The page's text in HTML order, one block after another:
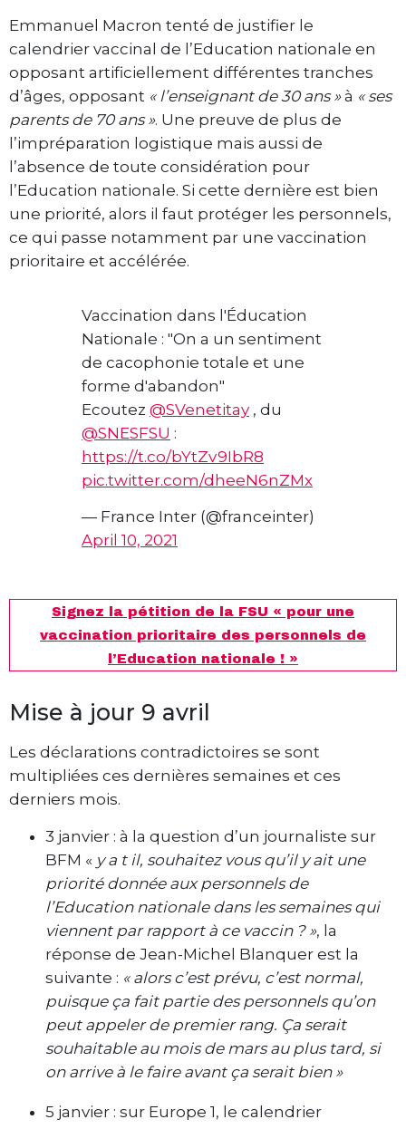
Emmanuel Macron tenté de justifier le
calendrier vaccinal de l’Education nationale en
opposant artificiellement différentes tranches
d’âges, opposant « l’enseignant de 30 ans »à « ses
parents de 70 ans ». Une preuve de plus de
l’impréparation logistique mais aussi de
l’absence de toute considération pour
l’Education nationale. Si cette dernière est bien
une priorité, alors il faut protéger les personnels,
ce qui passe notamment par une vaccination
prioritaire et accélérée.
Vaccination dans l'Éducation
Nationale : "On a un sentiment
de cacophonie totale et une
forme d'abandon"
Ecoutez @SVenetitay , du
@SNESFSU :
https://t.co/bYtZv9IbR8
pic.twitter.com/dheeN6nZMx
— France Inter (@franceinter)
April 10, 2021
Signez la pétition de la FSU « pour une
vaccination prioritaire des personnels de
l’Education nationale ! »
Mise à jour 9 avril
Les déclarations contradictoires se sont
multipliées ces dernières semaines et ces
derniers mois.
3 janvier : à la question d’un journaliste sur
BFM « y a t il, souhaitez vous qu’il y ait une
priorité donnée aux personnels de
l’Education nationale dans les semaines qui
viennent par rapport à ce vaccin ? », la
réponse de Jean-Michel Blanquer est la
suivante : « alors c’est prévu, c’est normal,
puisque ça fait partie des personnels qu’on
peut appeler de premier rang. Ça serait
souhaitable au mois de mars au plus tard, si
on arrive à le faire avant ça serait bien »
5 janvier : sur Europe 1, le calendrier